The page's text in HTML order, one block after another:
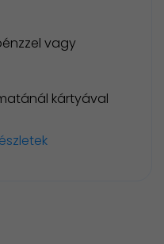
vagy
kártyával